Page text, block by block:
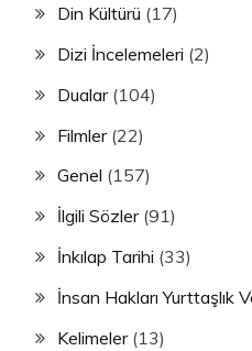
Din Kültürü (17)
Dizi İncelemeleri (2)
Dualar(104)
Filmler(22)
Genel (157)
İlgili Sözler(91)
İnkılap Tarihi (33)
İnsan Hakları Yurttaşlık
Kelimeler(13)